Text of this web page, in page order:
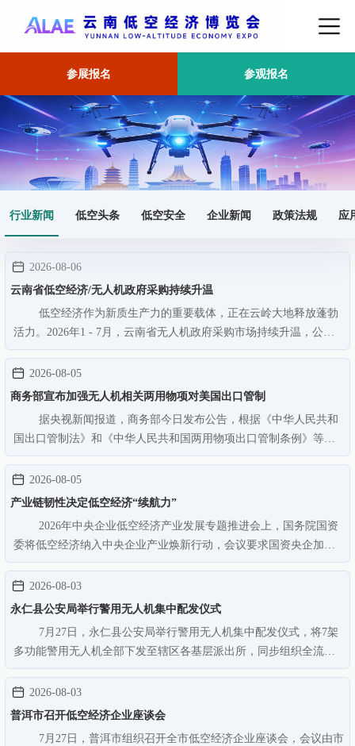
参展报名 参观报名
行业新闻 低空头条 低空安全 企业新闻 政策法规 应
首页 行业新闻
2026-08-06
云南省低空经济/无人机政府采购持续升温
低空经济作为新质生产力的重要载体，正在云岭大地释放蓬勃
活力。2026年1 - 7月，云南省无人机政府采购市场持续升温，公共
服务领域需求集中释放，采购场景呈现林草防火＞公安警用（机巢
＋反制）＞测绘国土＞应急救援＞城市治理空地一体化的鲜明格
局，高原山地特色的无人机…
2026-08-05
商务部宣布加强无人机相关两用物项对美国出口管制
据央视新闻报道，商务部今日发布公告，根据《中华人民共和
国出口管制法》和《中华人民共和国两用物项出口管制条例》等法
律法规有关规定，为维护国家安全和利益、履行防扩散等国际义
务，决定加强无人机相关两用物项对美国出口管制。现将有关事项
公告如下：对列入《中华人民…
2026-08-05
产业链韧性决定低空经济“续航力”
2026年中央企业低空经济产业发展专题推进会上，国务院国资
委将低空经济纳入中央企业产业焕新行动，会议要求国资央企加强
关键核心技术攻关，进一步开放应用场景，联合产业链上下游共同
培育低空消费新业态。根据中国民航局数据，截至2025年底，中国
低空经济全产业链市场规模…
2026-08-03
永仁县公安局举行警用无人机集中配发仪式
7月27日，永仁县公安局举行警用无人机集中配发仪式，将7架
多功能警用无人机全部下发至辖区各基层派出所，同步组织全流程
实操培训，为城乡一体化基层治理配齐空中“智慧鹰眼”。本次配发
无人机搭载高清航拍、高空喊话、热成像巡查等功能，针对永仁山
地广、城乡交错、偏远区…
2026-08-03
普洱市召开低空经济企业座谈会
7月27日，普洱市组织召开全市低空经济企业座谈会，会议由市